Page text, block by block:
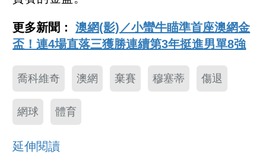
更多新聞：澳網(影)／小蠻牛瞄準首座澳網金
盃！連4場直落三獲勝連續第3年挺進男單8強
喬科維奇 澳網 棄賽 穆塞蒂 傷退
網球 體育
延伸閱讀